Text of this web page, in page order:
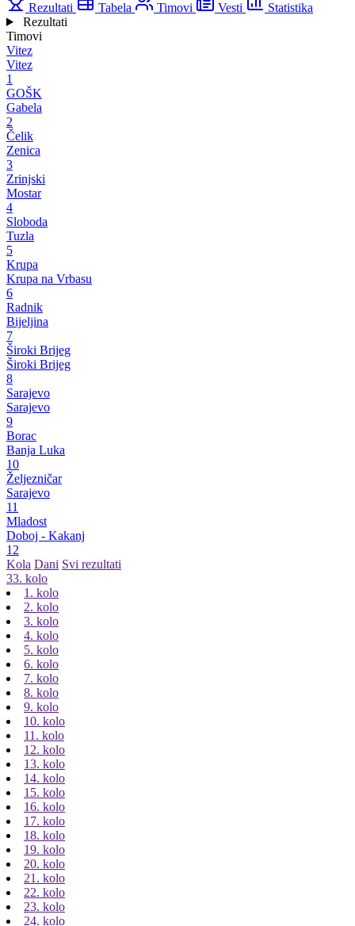
Rezultati Tabela Timovi Vesti
Statistika
Rezultati
Timovi
Vitez
Vitez
1
GOŠK
Gabela
2
Čelik
Zenica
3
Zrinjski
Mostar
4
Sloboda
Tuzla
5
Krupa
Krupa na Vrbasu
6
Radnik
Bijeljina
7
Široki Brijeg
Široki Brijeg
8
Sarajevo
Sarajevo
9
Borac
Banja Luka
10
Željezničar
Sarajevo
11
Mladost
Doboj - Kakanj
12
Kola Dani Svi rezultati
33. kolo
1. kolo
2. kolo
3. kolo
4. kolo
5. kolo
6. kolo
7. kolo
8. kolo
9. kolo
10. kolo
11. kolo
12. kolo
13. kolo
14. kolo
15. kolo
16. kolo
17. kolo
18. kolo
19. kolo
20. kolo
21. kolo
22. kolo
23. kolo
24. kolo